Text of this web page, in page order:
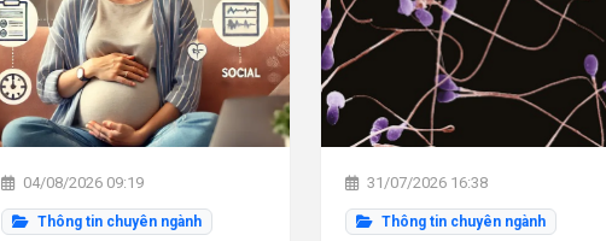
04/08/2026 09:19
Thông tin chuyên ngành
31/07/2026 16:38
Thông tin chuyên ngành